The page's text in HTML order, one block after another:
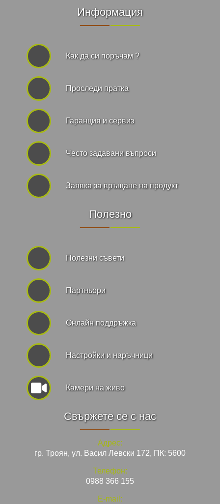
Информация
Как да си поръчам ?
Проследи пратка
Гаранция и сервиз
Често задавани въпроси
Заявка за връщане на продукт
Полезно
Полезни съвети
Партньори
Онлайн поддръжка
Hастройки и наръчници
Камери на живо
Свържете се с нас
Адрес:
гр. Троян, ул. Васил Левски 172, ПК: 5600
Телефон:
0988 366 155
E-mail: